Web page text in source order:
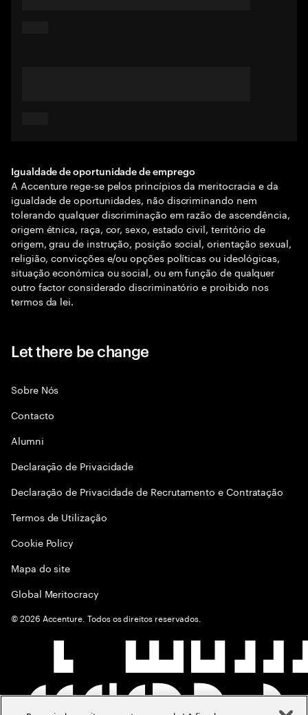
Igualdade de oportunidade de emprego
A Accenture rege-se pelos princípios da meritocracia e da
igualdade de oportunidades, não discriminando nem
tolerando qualquer discriminação em razão de ascendência,
origem étnica, raça, cor, sexo, estado civil, território de
origem, grau de instrução, posição social, orientação sexual,
religião, convicções e/ou opções políticas ou ideológicas,
situação económica ou social, ou em função de qualquer
outro factor considerado discriminatório e proibido nos
termos da lei.
Let there be change
Sobre Nós
Contacto
Alumni
Declaraçāo de Privacidade
Declaração de Privacidade de Recrutamento e Contratação
Termos de Utilização
Cookie Policy
Mapa do site
Global Meritocracy
©2026 Accenture. Todos os direitos reservados.